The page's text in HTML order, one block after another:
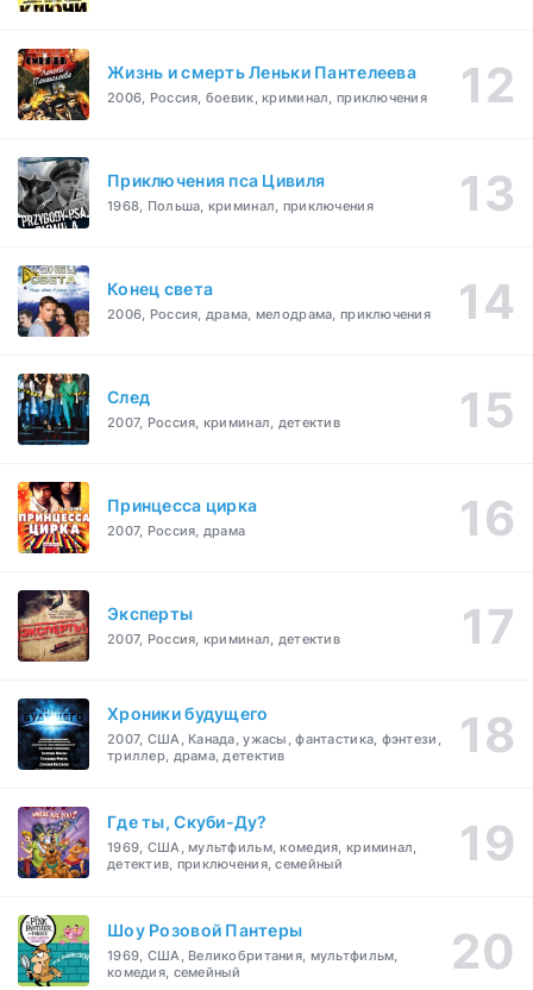
Жизнь и смерть Леньки Пантелеева
2006, Россия, боевик, криминал, приключения
Приключения пса Цивиля
1968, Польша, криминал, приключения
Конец света
2006, Россия, драма, мелодрама, приключения
След
2007, Россия, криминал, детектив
Принцесса цирка
2007, Россия, драма
Эксперты
2007, Россия, криминал, детектив
Хроники будущего
2007, США, Канада, ужасы, фантастика, фэнтези,
триллер, драма, детектив
Где ты, Скуби-Ду?
1969, США, мультфильм, комедия, криминал,
детектив, приключения, семейный
Шоу Розовой Пантеры
1969, США, Великобритания, мультфильм,
комедия, семейный